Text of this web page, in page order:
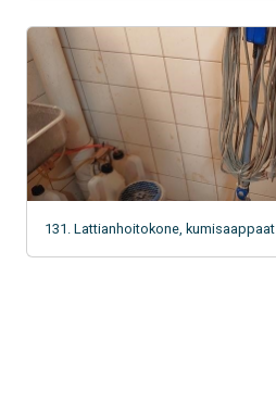
131. Lattianhoitokone, kumisaappaat